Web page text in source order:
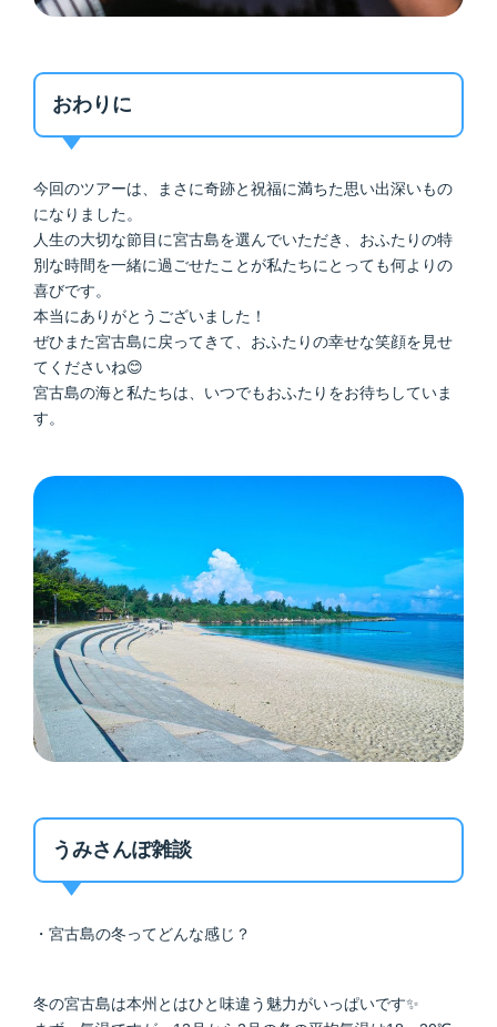
おわりに
今回のツアーは、まさに奇跡と祝福に満ちた思い出深いもの
になりました。
人生の大切な節目に宮古島を選んでいただき、おふたりの特
別な時間を一緒に過ごせたことが私たちにとっても何よりの
喜びです。
本当にありがとうございました！
ぜひまた宮古島に戻ってきて、おふたりの幸せな笑顔を見せ
てくださいね😊
宮古島の海と私たちは、いつでもおふたりをお待ちしていま
す。
うみさんぽ雑談
・宮古島の冬ってどんな感じ？
冬の宮古島は本州とはひと味違う魅力がいっぱいです✨